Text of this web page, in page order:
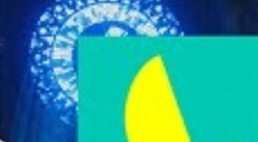
Ini adalah bentrokan dua era, dua
membuat duel ini terasa seperti